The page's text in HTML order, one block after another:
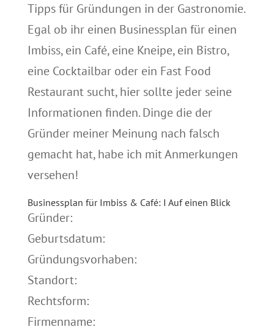
Tipps für Gründungen in der Gastronomie.
Egal ob ihr einen Businessplan für einen
Imbiss, ein Café, eine Kneipe, ein Bistro,
eine Cocktailbar oder ein Fast Food
Restaurant sucht, hier sollte jeder seine
Informationen finden. Dinge die der
Gründer meiner Meinung nach falsch
gemacht hat, habe ich mit Anmerkungen
versehen!
Businessplan für Imbiss & Café: I Auf einen Blick
Gründer:
Geburtsdatum:
Gründungsvorhaben:
Standort:
Rechtsform:
Firmenname: